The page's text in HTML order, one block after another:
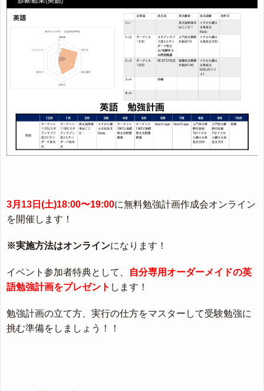
3月13日(土)18:00〜19:00に無料勉強計画作成会オンライン
を開催します！
※実施方法はオンラインになります！
イベント参加者特典として、
自分専用オーダーメイドの英
語勉強計画をプレゼント します！
勉強計画の立て方、実行の仕方をマスターして受験勉強に
挑む準備をしましょう！！